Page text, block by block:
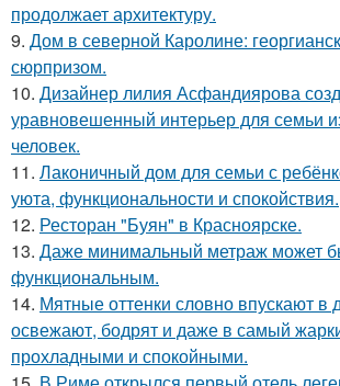
продолжает архитектуру.
9. Дом в северной Каролине:
сюрпризом.
10. Дизайнер лилия Асфандиярова
уравновешенный интерьер для семьи
человек.
11. Лаконичный дом для семьи с
уюта, функциональности и спокойствия.
12. Ресторан "Буян" в Красноярске.
13. Даже минимальный метраж может
функциональным.
14. Мятные оттенки словно впускают в
освежают, бодрят и даже в самый
прохладными и спокойными.